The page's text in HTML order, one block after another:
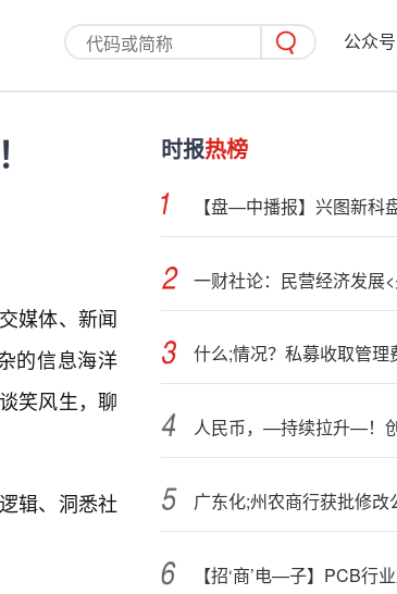
公众号
媒体、新闻
的信息海洋
笑风生，聊
辑、洞悉社
时报热榜
【盘—中播报】兴图新科
广东化;州农商行获批修改